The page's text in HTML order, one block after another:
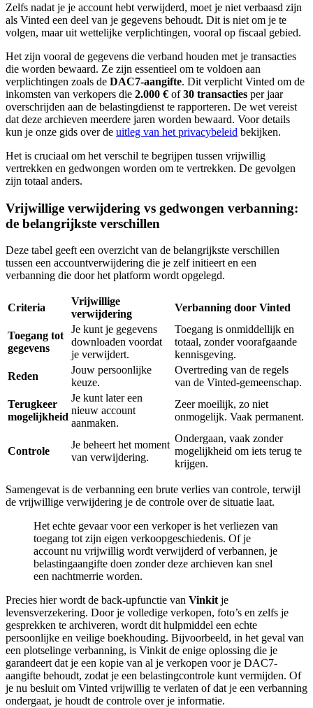
Zelfs nadat je je account hebt verwijderd, moet je niet verbaasd zijn
als Vinted een deel van je gegevens behoudt. Dit is niet om je te
volgen, maar uit wettelijke verplichtingen, vooral op fiscaal gebied.
Het zijn vooral de gegevens die verband houden met je transacties
die worden bewaard. Ze zijn essentieel om te voldoen aan
verplichtingen zoals de DAC7-aangifte. Dit verplicht Vinted om de
inkomsten van verkopers die 2.000 € of30 transacties per jaar
overschrijden aan de belastingdienst te rapporteren. De wet vereist
dat deze archieven meerdere jaren worden bewaard. Voor details
kun je onze gids over de uitleg van het privacybeleid bekijken.
Het is cruciaal om het verschil te begrijpen tussen vrijwillig
vertrekken en gedwongen worden om te vertrekken. De gevolgen
zijn totaal anders.
Vrijwillige verwijdering vs gedwongen verbanning:
de belangrijkste verschillen
Deze tabel geeft een overzicht van de belangrijkste verschillen
tussen een accountverwijdering die je zelf initieert en een
verbanning die door het platform wordt opgelegd.
Criteria
Vrijwillige
verwijdering
Verbanning door Vinted
Toegang tot
gegevens
Je kunt je gegevens
downloaden voordat
je verwijdert.
Toegang is onmiddellijk en
totaal, zonder voorafgaande
kennisgeving.
Reden
Jouw persoonlijke
keuze.
Overtreding van de regels
van de Vinted-gemeenschap.
Terugkeer
mogelijkheid
Je kunt later een
nieuw account
aanmaken.
Zeer moeilijk, zo niet
onmogelijk. Vaak permanent.
Controle
Je beheert het moment
van verwijdering.
Ondergaan, vaak zonder
mogelijkheid om iets terug te
krijgen.
Samengevat is de verbanning een brute verlies van controle, terwijl
de vrijwillige verwijdering je de controle over de situatie laat.
Het echte gevaar voor een verkoper is het verliezen van
toegang tot zijn eigen verkoopgeschiedenis. Of je
account nu vrijwillig wordt verwijderd of verbannen, je
belastingaangifte doen zonder deze archieven kan snel
een nachtmerrie worden.
Precies hier wordt de back-upfunctie van Vinkit je
levensverzekering. Door je volledige verkopen, foto’s en zelfs je
gesprekken te archiveren, wordt dit hulpmiddel een echte
persoonlijke en veilige boekhouding. Bijvoorbeeld, in het geval van
een plotselinge verbanning, is Vinkit de enige oplossing die je
garandeert dat je een kopie van al je verkopen voor je DAC7-
aangifte behoudt, zodat je een belastingcontrole kunt vermijden. Of
je nu besluit om Vinted vrijwillig te verlaten of dat je een verbanning
ondergaat, je houdt de controle over je informatie.